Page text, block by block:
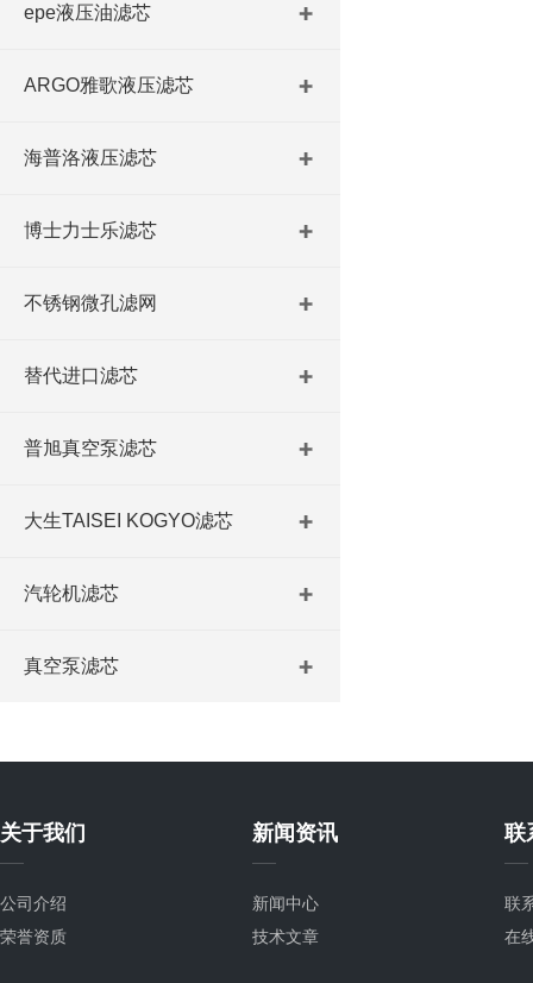
epe液压油滤芯
ARGO雅歌液压滤芯
海普洛液压滤芯
博士力士乐滤芯
不锈钢微孔滤网
替代进口滤芯
普旭真空泵滤芯
大生TAISEI KOGYO滤芯
汽轮机滤芯
真空泵滤芯
关于我们
公司介绍
荣誉资质
新闻资讯
新闻中心
技术文章
联
联
在